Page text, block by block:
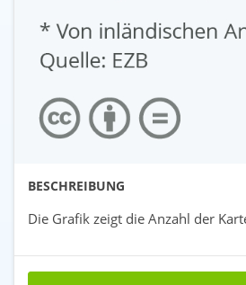
BESCHREIBUNG
Die Grafik zeigt die Anzahl der